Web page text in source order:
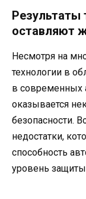
Результаты
оставляют
Несмотря на
технологии в
в современных
оказывается
безопасности.
недостатки,
способность
уровень